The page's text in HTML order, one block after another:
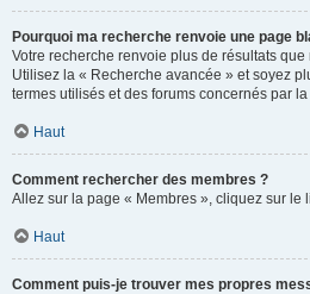
Pourquoi ma recherche renvoie une page
Votre recherche renvoie plus de résultats
Utilisez la « Recherche avancée » et soyez
termes utilisés et des forums concernés par
Haut
Comment rechercher des membres ?
Allez sur la page « Membres », cliquez sur le
Haut
Comment puis-je trouver mes propres